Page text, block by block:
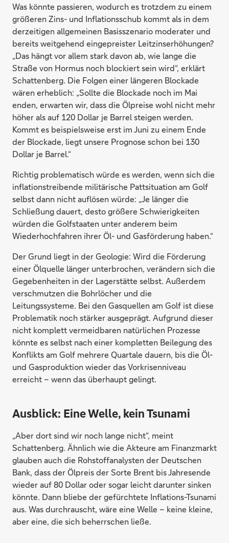
Was könnte passieren, wodurch es trotzdem zu einem
größeren Zins- und Inflationsschub kommt als in dem
derzeitigen allgemeinen Basisszenario moderater und
bereits weitgehend eingepreister Leitzinserhöhungen?
„Das hängt vor allem stark davon ab, wie lange die
Straße von Hormus noch blockiert sein wird“, erklärt
Schattenberg. Die Folgen einer längeren Blockade
wären erheblich: „Sollte die Blockade noch im Mai
enden, erwarten wir, dass die Ölpreise wohl nicht mehr
höher als auf 120 Dollar je Barrel steigen werden.
Kommt es beispielsweise erst im Juni zu einem Ende
der Blockade, liegt unsere Prognose schon bei 130
Dollar je Barrel.“
Richtig problematisch würde es werden, wenn sich die
inflationstreibende militärische Pattsituation am Golf
selbst dann nicht auflösen würde: „Je länger die
Schließung dauert, desto größere Schwierigkeiten
würden die Golfstaaten unter anderem beim
Wiederhochfahren ihrer Öl- und Gasförderung haben.“
Der Grund liegt in der Geologie: Wird die Förderung
einer Ölquelle länger unterbrochen, verändern sich die
Gegebenheiten in der Lagerstätte selbst. Außerdem
verschmutzen die Bohrlöcher und die
Leitungssysteme. Bei den Gasquellen am Golf ist diese
Problematik noch stärker ausgeprägt. Aufgrund dieser
nicht komplett vermeidbaren natürlichen Prozesse
könnte es selbst nach einer kompletten Beilegung des
Konflikts am Golf mehrere Quartale dauern, bis die Öl-
und Gasproduktion wieder das Vorkrisenniveau
erreicht – wenn das überhaupt gelingt.
Ausblick: Eine Welle, kein Tsunami
„Aber dort sind wir noch lange nicht“, meint
Schattenberg. Ähnlich wie die Akteure am Finanzmarkt
glauben auch die Rohstoffanalysten der Deutschen
Bank, dass der Ölpreis der Sorte Brent bis Jahresende
wieder auf 80 Dollar oder sogar leicht darunter sinken
könnte. Dann bliebe der gefürchtete Inflations-Tsunami
aus. Was durchrauscht, wäre eine Welle – keine kleine,
aber eine, die sich beherrschen ließe.